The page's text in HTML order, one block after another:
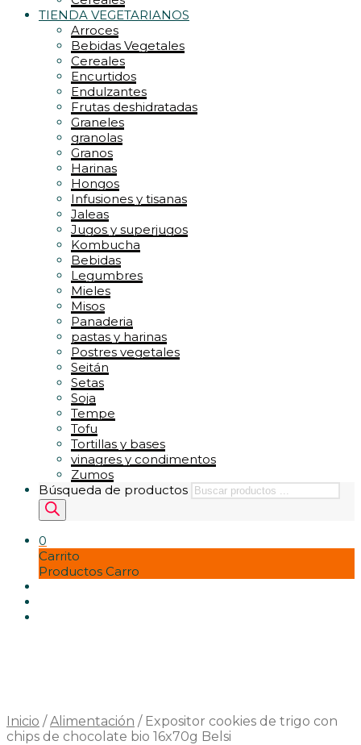
TIENDA VEGETARIANOS
Arroces
Bebidas Vegetales
Cereales
Encurtidos
Endulzantes
Frutas deshidratadas
Graneles
granolas
Granos
Harinas
Hongos
Infusiones y tisanas
Jaleas
Jugos y superjugos
Kombucha
Bebidas
Legumbres
Mieles
Misos
Panaderia
pastas y harinas
Postres vegetales
Seitán
Setas
Soja
Tempe
Tofu
Tortillas y bases
vinagres y condimentos
Zumos
Búsqueda de productos
0
Carrito
Productos Carro
Inicio / Alimentación /Expositor cookies de trigo con
chips de chocolate bio 16x70g Belsi